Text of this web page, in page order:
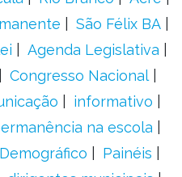
São Félix BA
Agenda Legislativa
Congresso Nacional
informativo
na escola
Painéis